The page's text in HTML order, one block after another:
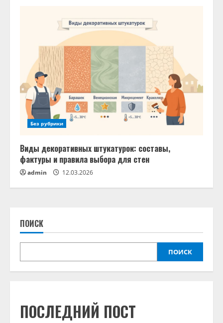
Без рубрики
Виды декоративных штукатурок: составы,
фактуры и правила выбора для стен
admin 12.03.2026
ПОИСК
ПОИСК
ПОСЛЕДНИЙ ПОСТ